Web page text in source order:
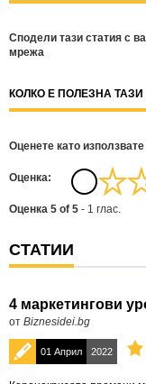
Сподели тази статия с
мрежа
КОЛКО Е ПОЛЕЗНА
Оценете като
Oценка:
Оценка 5 of 5 - 1 глас.
СТАТИИ
4 маркетингови
от Biznesidei.bg
01 Април 2022